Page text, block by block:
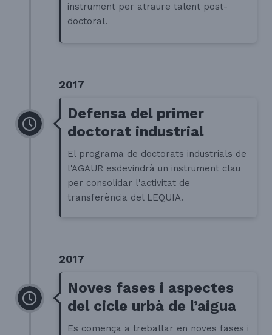
instrument per atraure talent post-
doctoral.
2017
Defensa del primer
doctorat industrial
El programa de doctorats industrials de
l'AGAUR esdevindrà un instrument clau
per consolidar l'activitat de
transferència del LEQUIA.
2017
Noves fases i aspectes
del cicle urbà de l’aigua
Es comença a treballar en noves fases i